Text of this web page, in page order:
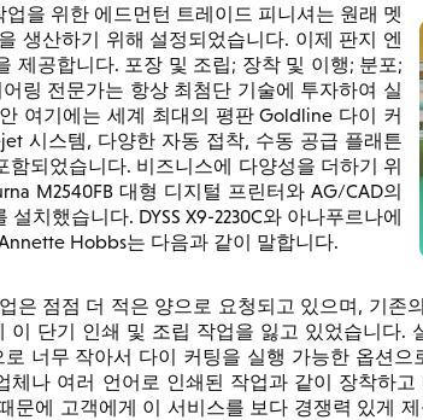
업을 위한 에드먼턴 트레이드 피니셔는 원래 멧
생산하기 위해 설정되었습니다. 이제 판지 엔
제공합니다. 포장 및 조립; 장착 및 이행; 분포;
링 전문가는 항상 최첨단 기술에 투자하여 실
여기에는 세계 최대의 평판 Goldline 다이 커
시스템, 다양한 자동 접착, 수동 공급 플래튼
함되었습니다. 비즈니스에 다양성을 더하기 위
M2540FB 대형 디지털 프린터와 AG/CAD의
설치했습니다. DYSS X9-2230C와 아나푸르나에
Hobbs는 다음과 같이 말합니다.
은 점점 더 적은 양으로 요청되고 있으며, 기존
이 단기 인쇄 및 조립 작업을 잃고 있었습니다.
로 너무 작아서 다이 커팅을 실행 가능한 옵션으
체나 여러 언어로 인쇄된 작업과 같이 장착하
문에 고객에게 이 서비스를 보다 경쟁력 있게